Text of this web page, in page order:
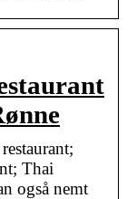
Thai
også nemt